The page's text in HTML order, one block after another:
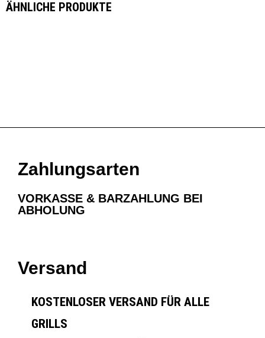
ÄHNLICHE PRODUKTE
Zahlungsarten
VORKASSE & BARZAHLUNG BEI
ABHOLUNG
Versand
KOSTENLOSER VERSAND FÜR ALLE
GRILLS